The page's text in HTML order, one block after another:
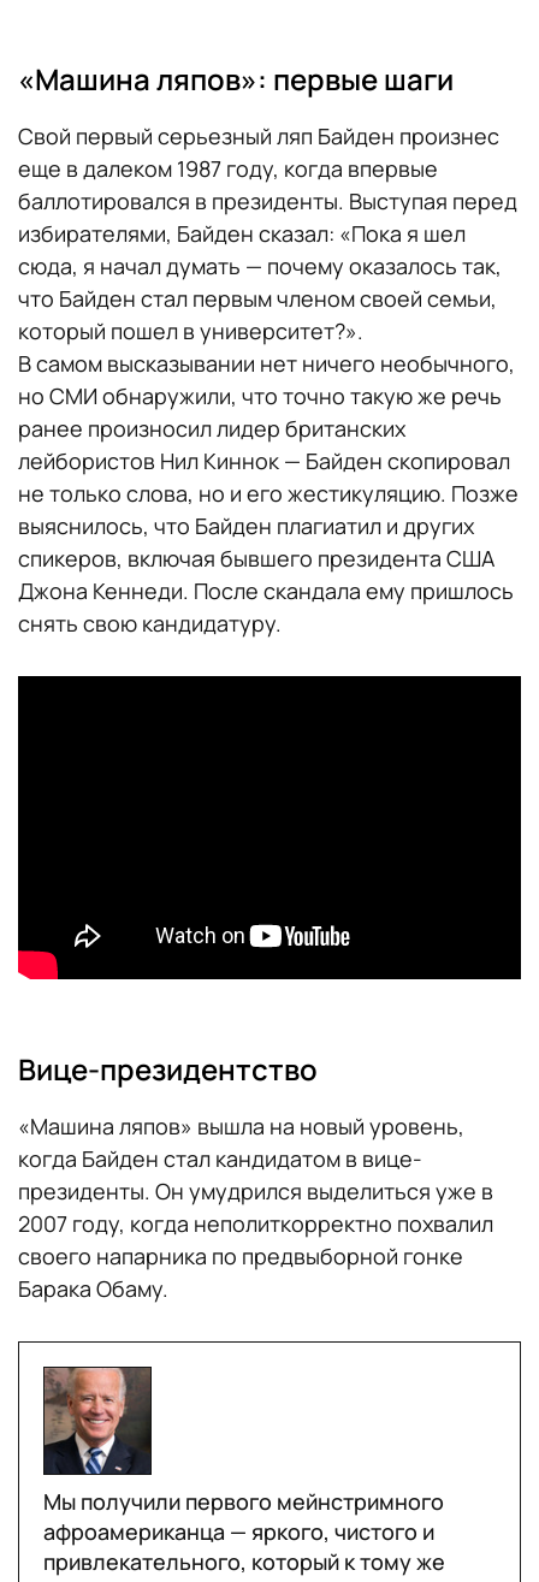
«Машина ляпов»: первые шаги
Свой первый серьезный ляп Байден произнес
еще в далеком 1987 году, когда впервые
баллотировался в президенты. Выступая перед
избирателями, Байден сказал: «Пока я шел
сюда, я начал думать — почему оказалось так,
что Байден стал первым членом своей семьи,
который пошел в университет?».
В самом высказывании нет ничего необычного,
но СМИ обнаружили, что точно такую же речь
ранее произносил лидер британских
лейбористов Нил Киннок — Байден скопировал
не только слова, но и его жестикуляцию. Позже
выяснилось, что Байден плагиатил и других
спикеров, включая бывшего президента США
Джона Кеннеди. После скандала ему пришлось
снять свою кандидатуру.
Вице-президентство
«Машина ляпов» вышла на новый уровень,
когда Байден стал кандидатом в вице-
президенты. Он умудрился выделиться уже в
2007 году, когда неполиткорректно похвалил
своего напарника по предвыборной гонке
Барака Обаму.
Мы получили первого мейнстримного
афроамериканца — яркого, чистого и
привлекательного, который к тому же